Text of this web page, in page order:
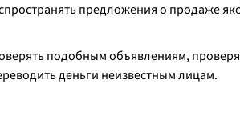
предложения о продаже
подобным объявлениям,
деньги неизвестным лицам.